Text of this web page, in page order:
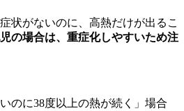
状がないのに、高熱だけが出るこ
の場合は、重症化しやすいため注
のに38度以上の熱が続く」場合